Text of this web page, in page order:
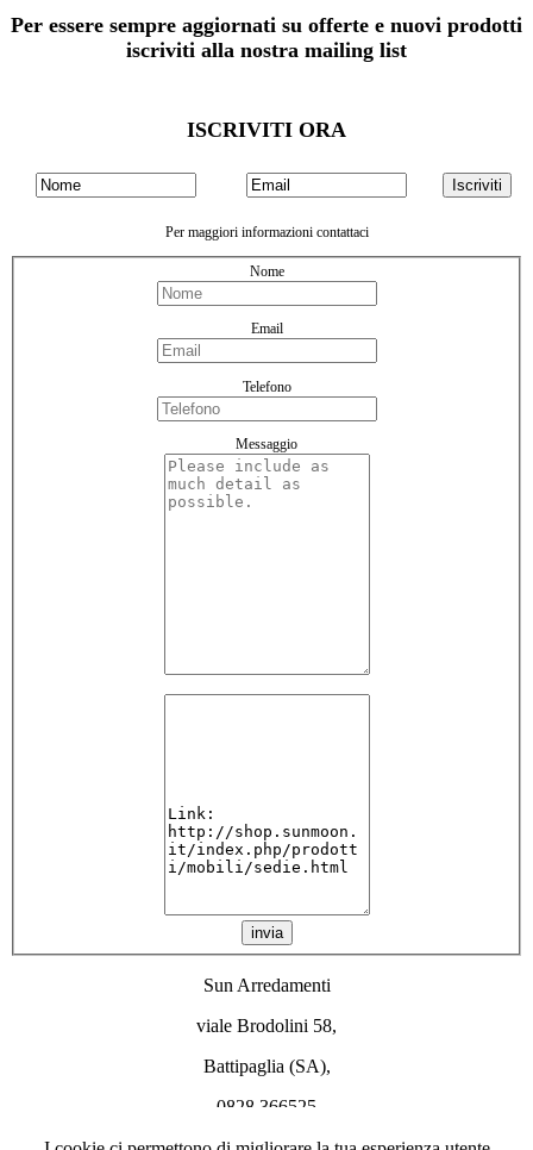
Per essere sempre aggiornati su offerte e nuovi prodotti
iscriviti alla nostra mailing list
ISCRIVITI ORA
Per maggiori informazioni contattaci
Nome
Email
Telefono
Messaggio
invia
Sun Arredamenti
viale Brodolini 58,
Battipaglia (SA),
0828 366525